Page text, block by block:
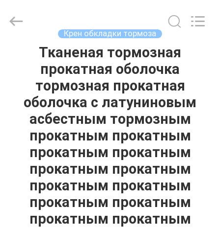
ПРОДУКТЫ
ПУТЕШЕСТВИЕ
ФАБРИКИ
ПРОВЕРКА
Крен обкладки тормоза
Тканеная тормозная
прокатная оболочка
тормозная прокатная
оболочка с латуниновым
асбестным тормозным
прокатным прокатным
прокатным прокатным
прокатным прокатным
прокатным прокатным
прокатным прокатным
прокатным прокатным